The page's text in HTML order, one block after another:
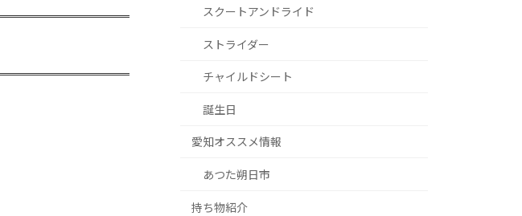
スクートアンドライド
ストライダー
チャイルドシート
誕生日
愛知オススメ情報
あつた朔日市
持ち物紹介